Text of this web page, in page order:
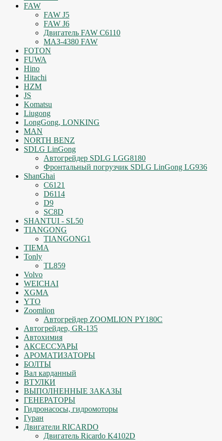
FAW
FAW J5
FAW J6
Двигатель FAW C6110
МАЗ-4380 FAW
FOTON
FUWA
Hino
Hitachi
HZM
JS
Komatsu
Liugong
LongGong, LONKING
MAN
NORTH BENZ
SDLG LinGong
Автогрейдер SDLG LGG8180
Фронтальный погрузчик SDLG LinGong LG936
ShanGhai
C6121
D6114
D9
SC8D
SHANTUI - SL50
TIANGONG
TIANGONG1
TIEMA
Tonly
TL859
Volvo
WEICHAI
XGMA
YTO
Zoomlion
Автогрейдер ZOOMLION PY180C
Автогрейдер, GR-135
Автохимия
АКСЕССУАРЫ
АРОМАТИЗАТОРЫ
БОЛТЫ
Вал карданный
ВТУЛКИ
ВЫПОЛНЕННЫЕ ЗАКАЗЫ
ГЕНЕРАТОРЫ
Гидронасосы, гидромоторы
Гуран
Двигатели RICARDO
Двигатель Ricardo K4102D